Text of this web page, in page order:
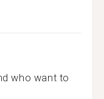
who want to